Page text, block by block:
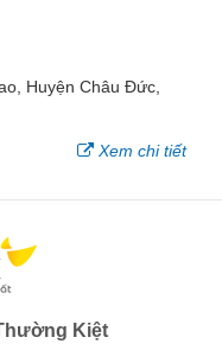
Huyện Châu Đức,
Xem chi tiết
Kiệt